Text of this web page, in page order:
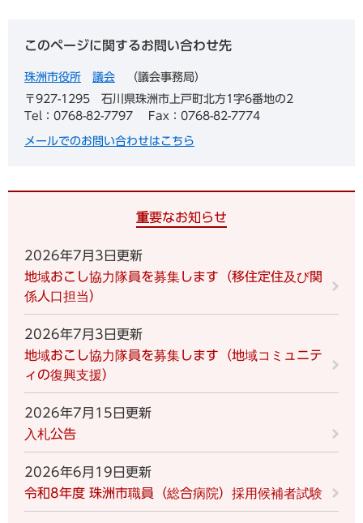
重要なお知らせ
2026年7月3日更新
地域おこし協力隊員を募集します（移住定住及び関
係人口担当）
2026年7月3日更新
地域おこし協力隊員を募集します（地域コミュニテ
ィの復興支援）
2026年7月15日更新
入札公告
2026年6月19日更新
令和8年度 珠洲市職員（総合病院）採用候補者試験
このページに関するお問い合わせ先
珠洲市役所 議会
議会事務局
〒927-1295
石川県珠洲市上戸町北方1字6番地の2
Tel：0768-82-7797
Fax：0768-82-7774
メールでのお問い合わせはこちら